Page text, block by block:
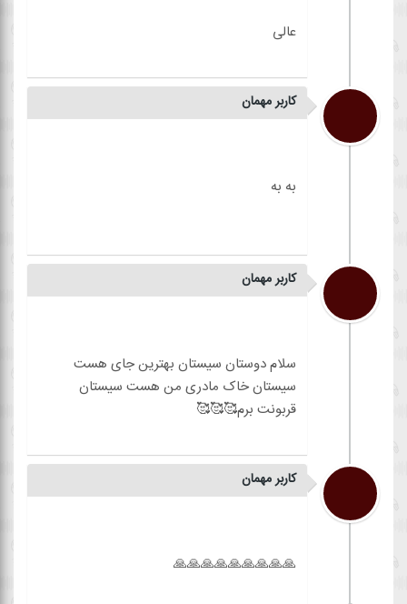
کاربر مهمان
کاربر مهمان
سلام دوستان سیستان بهترین جای هست
سیستان خاک مادری من هست سیستان
کاربر مهمان